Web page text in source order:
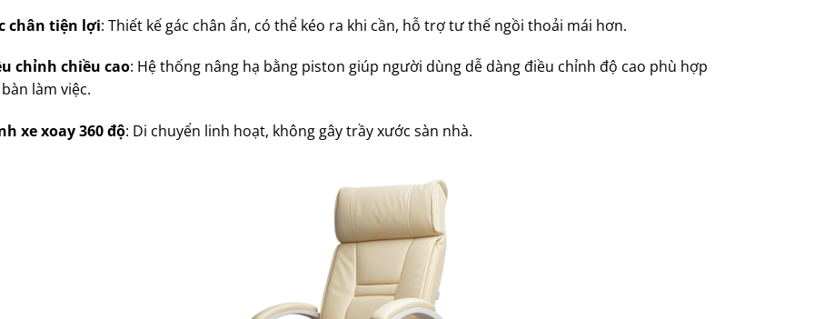
chân tiện lợi: Thiết kế gác chân ẩn, có thể kéo ra khi cần, hỗ trợ tư thế ngồi thoải mái hơn.
chỉnh chiều cao: Hệ thống nâng hạ bằng piston giúp người dùng dễ dàng điều chỉnh độ cao phù hợp
làm việc.
xe xoay 360 độ: Di chuyển linh hoạt, không gây trầy xước sàn nhà.